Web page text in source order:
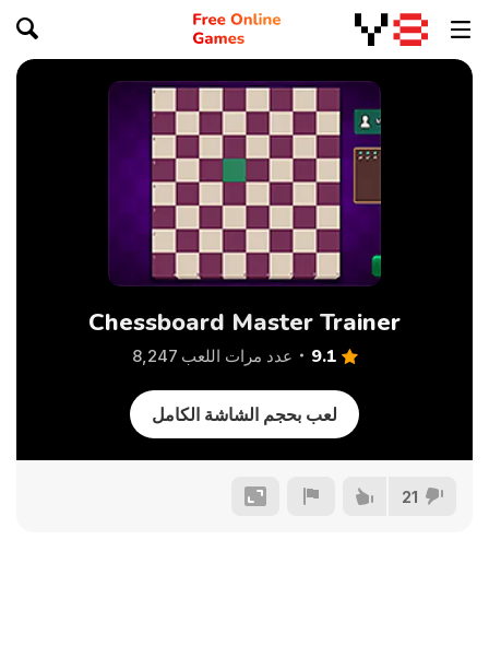
Chessboard Master Trainer
9.1 عدد مرات اللعب 8,247
لعب بحجم الشاشة الكامل
21